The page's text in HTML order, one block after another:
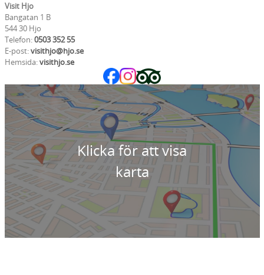
Visit Hjo
Bangatan 1 B
544 30 Hjo
Telefon:0503 352 55
E-post:visithjo@hjo.se
Hemsida:visithjo.se
Klicka för att visa
karta